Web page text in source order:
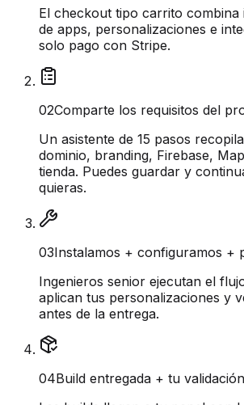
El checkout tipo carrito combina
de apps, personalizaciones e
solo pago con Stripe.
02Comparte los requisitos del
Un asistente de 15 pasos
dominio, branding, Firebase,
tienda. Puedes guardar y
quieras.
03Instalamos + configuramos +
Ingenieros senior ejecutan el
aplican tus personalizaciones y
antes de la entrega.
04Build entregada + tu validación